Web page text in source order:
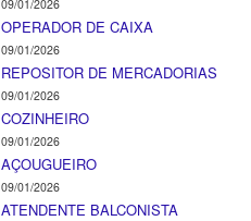
09/01/2026
OPERADOR DE CAIXA
09/01/2026
REPOSITOR DE MERCADORIAS
09/01/2026
COZINHEIRO
09/01/2026
AÇOUGUEIRO
09/01/2026
ATENDENTE BALCONISTA